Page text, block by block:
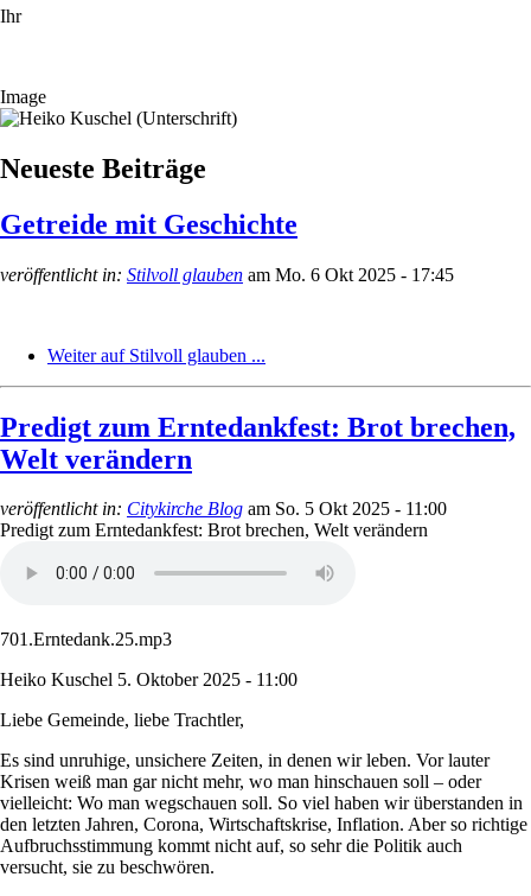
Ihr
Image
Neueste Beiträge
Getreide mit Geschichte
veröffentlicht in: Stilvoll glauben am Mo. 6 Okt 2025 - 17:45
Weiter auf Stilvoll glauben ...
Predigt zum Erntedankfest: Brot brechen,
Welt verändern
veröffentlicht in: Citykirche Blog am So. 5 Okt 2025 - 11:00
Predigt zum Erntedankfest: Brot brechen, Welt verändern
701.Erntedank.25.mp3
Heiko Kuschel 5. Oktober 2025 - 11:00
Liebe Gemeinde, liebe Trachtler,
Es sind unruhige, unsichere Zeiten, in denen wir leben. Vor lauter
Krisen weiß man gar nicht mehr, wo man hinschauen soll – oder
vielleicht: Wo man wegschauen soll. So viel haben wir überstanden in
den letzten Jahren, Corona, Wirtschaftskrise, Inflation. Aber so richtige
Aufbruchsstimmung kommt nicht auf, so sehr die Politik auch
versucht, sie zu beschwören.